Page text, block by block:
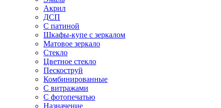
Акрил
ДСП
С патиной
Шкафы-купе с зеркалом
Матовое зеркало
Стекло
Цветное стекло
Пескоструй
Комбинированные
С витражами
С фотопечатью
Назначение